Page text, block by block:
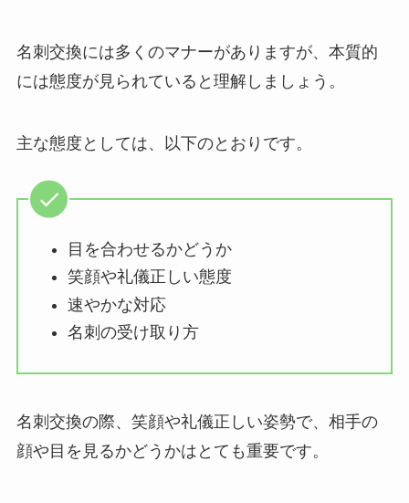
名刺交換には多くのマナーがありますが、本質的
には態度が見られていると理解しましょう。
主な態度としては、以下のとおりです。
目を合わせるかどうか
笑顔や礼儀正しい態度
速やかな対応
名刺の受け取り方
名刺交換の際、笑顔や礼儀正しい姿勢で、相手の
顔や目を見るかどうかはとても重要です。